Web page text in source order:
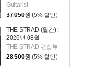
Guitarist
37,050원 (5% 할인)
THE STRAD (월간) :
2026년 08월
THE STRAD 편집부
28,500원 (5% 할인)